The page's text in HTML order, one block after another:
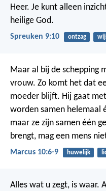
Heer. Je kunt alleen
heilige God.
Spreuken 9:10 ontzag
Maar al bij de schepping
vrouw. Zo komt het dat
moeder blijft. Hij gaat
worden samen helemaal
maar ze zijn samen één
brengt, mag een mens
Marcus 10:6-9 huwelijk
Alles wat u zegt, is waar.